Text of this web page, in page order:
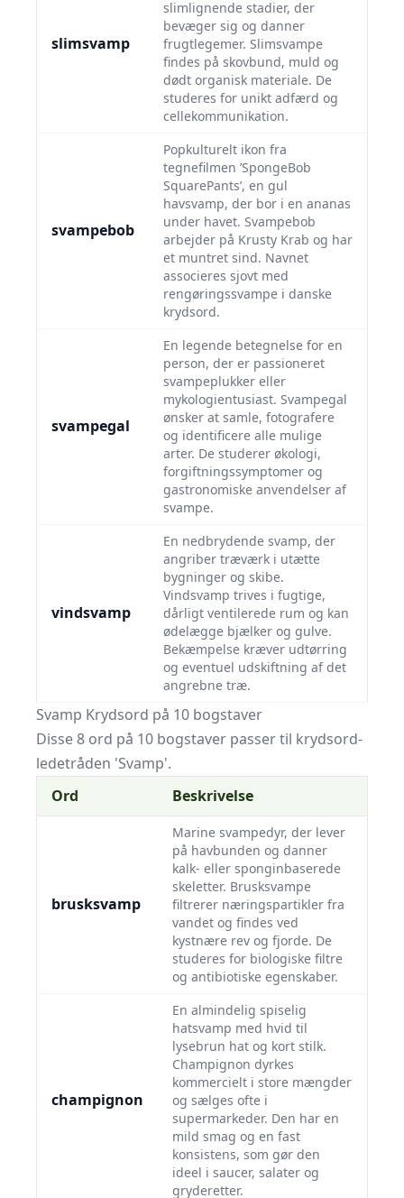
slimsvamp
slimlignende stadier, der
bevæger sig og danner
frugtlegemer. Slimsvampe
findes på skovbund, muld og
dødt organisk materiale. De
studeres for unikt adfærd og
cellekommunikation.
svampebob
Popkulturelt ikon fra
tegnefilmen ’SpongeBob
SquarePants’, en gul
havsvamp, der bor i en ananas
under havet. Svampebob
arbejder på Krusty Krab og har
et muntret sind. Navnet
associeres sjovt med
rengøringssvampe i danske
krydsord.
svampegal
En legende betegnelse for en
person, der er passioneret
svampeplukker eller
mykologientusiast. Svampegal
ønsker at samle, fotografere
og identificere alle mulige
arter. De studerer økologi,
forgiftningssymptomer og
gastronomiske anvendelser af
svampe.
vindsvamp
En nedbrydende svamp, der
angriber træværk i utætte
bygninger og skibe.
Vindsvamp trives i fugtige,
dårligt ventilerede rum og kan
ødelægge bjælker og gulve.
Bekæmpelse kræver udtørring
og eventuel udskiftning af det
angrebne træ.
Svamp Krydsord på 10 bogstaver
Disse 8 ord på 10 bogstaver passer til krydsord-
ledetråden 'Svamp'.
Ord
Beskrivelse
brusksvamp
Marine svampedyr, der lever
på havbunden og danner
kalk- eller sponginbaserede
skeletter. Brusksvampe
filtrerer næringspartikler fra
vandet og findes ved
kystnære rev og fjorde. De
studeres for biologiske filtre
og antibiotiske egenskaber.
champignon
En almindelig spiselig
hatsvamp med hvid til
lysebrun hat og kort stilk.
Champignon dyrkes
kommercielt i store mængder
og sælges ofte i
supermarkeder. Den har en
mild smag og en fast
konsistens, som gør den
ideel i saucer, salater og
gryderetter.